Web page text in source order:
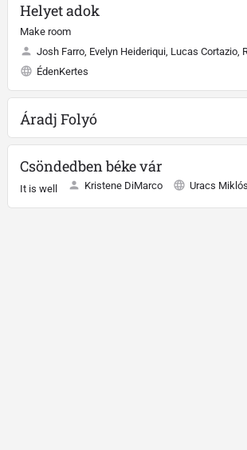
Helyet adok
Make room
Josh Farro, Evelyn Heideriqui, Lucas Cortazio,
ÉdenKertes
Áradj Folyó
Csöndedben béke vár
It is well Kristene DiMarco Uracs Miklós